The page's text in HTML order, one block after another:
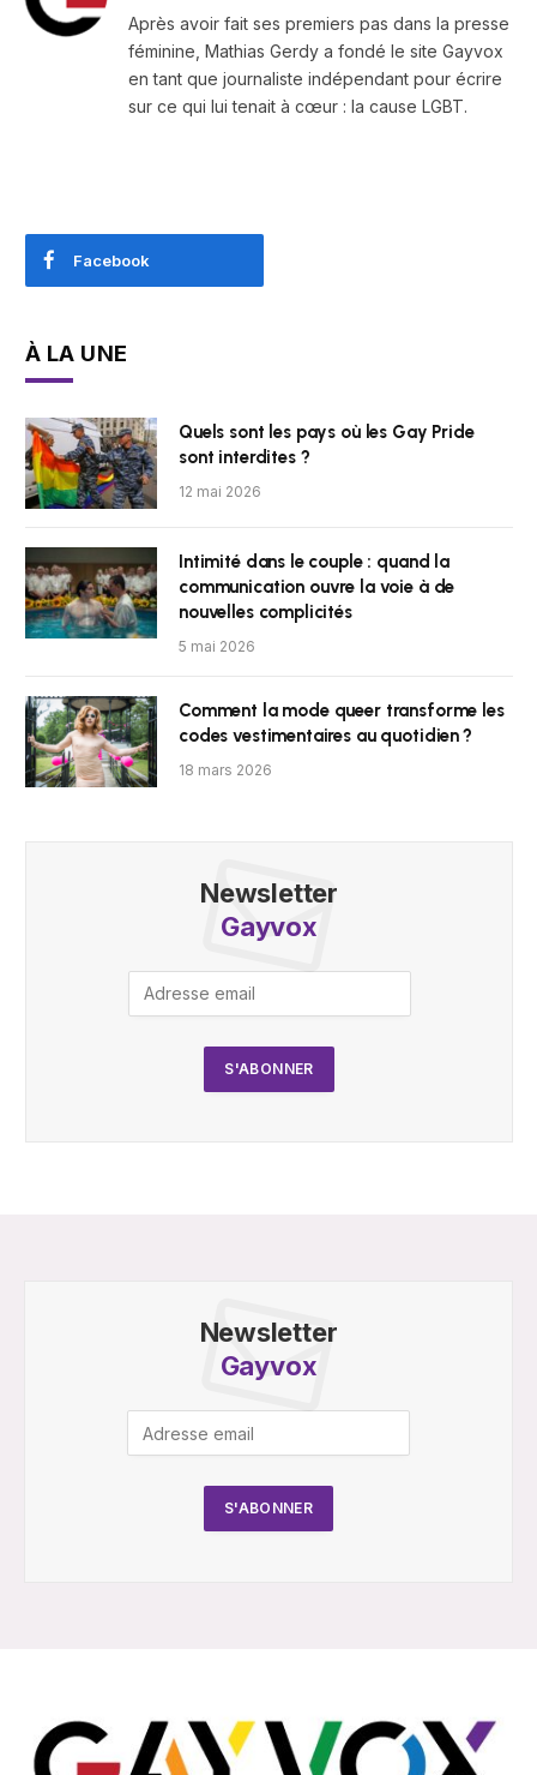
Après avoir fait ses premiers pas dans la presse
féminine, Mathias Gerdy a fondé le site Gayvox
en tant que journaliste indépendant pour écrire
sur ce qui lui tenait à cœur : la cause LGBT.
Facebook
À LA UNE
Quels sont les pays où les Gay Pride
sont interdites ?
12 mai 2026
Intimité dans le couple : quand la
communication ouvre la voie à de
nouvelles complicités
5 mai 2026
Comment la mode queer transforme les
codes vestimentaires au quotidien ?
18 mars 2026
Newsletter
Gayvox
Newsletter
Gayvox